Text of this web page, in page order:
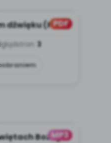
PDF
dźwięku (PD)
stron: 3
MP3
Bożego